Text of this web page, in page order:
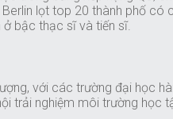
lọt top 20 thành phố
ở bậc thạc sĩ và tiến sĩ.
với các trường đại học
trải nghiệm môi trường